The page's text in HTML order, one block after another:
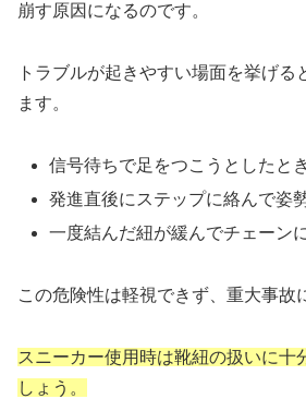
崩す原因になるのです。
トラブルが起きやすい場面を挙げる
ます。
信号待ちで足をつこうとしたと
発進直後にステップに絡んで姿
一度結んだ紐が緩んでチェーン
この危険性は軽視できず、重大事故
スニーカー使用時は靴紐の扱いに十
しょう。